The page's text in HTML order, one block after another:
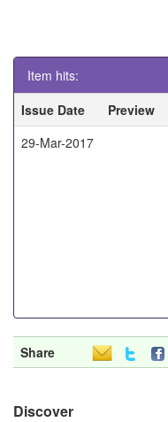
Item hits:
Issue Date
Preview
29-Mar-2017
Share
Discover